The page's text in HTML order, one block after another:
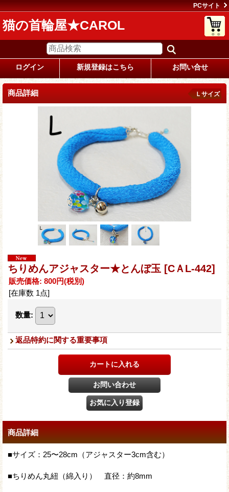
PCサイト
猫の首輪屋★CAROL
ログイン 新規登録はこちら お問い合せ
商品詳細 Ｌサイズ
ちりめんアジャスター★とんぼ玉 [CＡL-442]
販売価格: 800円(税別)
[在庫数 1点]
数量:
返品特約に関する重要事項
商品詳細
■サイズ：25〜28cm（アジャスター3cm含む）
■ちりめん丸紐（綿入り） 直径：約8mm